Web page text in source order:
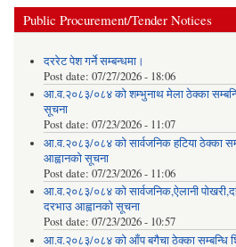
Public Procurement/Tender Notices
दररेट पेश गर्ने सम्बन्धमा।
Post date: 07/27/2026 - 18:06
आ.व.२०८३/०८४ को शम्भुनाथ मेला ठेक्का
सूचना
Post date: 07/23/2026 - 11:07
आ.व.२०८३/०८४ को सार्वजनिक हटिया ठेक्का
आह्वानको सूचना
Post date: 07/23/2026 - 11:06
आ.व.२०८३/०८४ को सार्वजनिक,ऐलानी
दरभाउ आह्वानको सूचना
Post date: 07/23/2026 - 10:57
आ.व.२०८३/०८४ को आँप बगैचा ठेक्का सम्बन्धि